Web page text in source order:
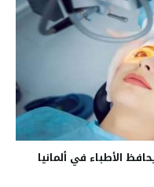
الأطباء في ألمانيا